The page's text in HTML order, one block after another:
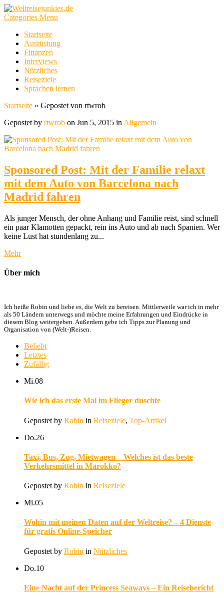
Categories Menu
Startseite
Ausrüstung
Finanzen
Interviews
Nützliches
Reiseziele
Sprachen lernen
Startseite » Gepostet von rtwrob
Gepostet by rtwrob on Jun 5, 2015 in Allgemein
Sponsored Post: Mit der Familie relaxt
mit dem Auto von Barcelona nach
Madrid fahren
Als junger Mensch, der ohne Anhang und Familie reist, sind schnell
ein paar Klamotten gepackt, rein ins Auto und ab nach Spanien. Wer
keine Lust hat stundenlang zu...
Mehr
Über mich
Ich heiße Robin und liebe es, die Welt zu bereisen. Mittlerweile war ich in mehr
als 50 Ländern unterwegs und möchte meine Erfahrungen und Eindrücke in
diesem Blog weitergeben. Außerdem gebe ich Tipps zur Planung und
Organisation von (Welt-)Reisen.
Beliebt
Letztes
Zufällig
Mi.08
Wie ich das erste Mal im Flieger duschte
Gepostet by Robin in Reiseziele, Top-Artikel
Do.26
Taxi, Bus, Zug, Mietwagen – Welches ist das beste
Verkehrsmittel in Marokko?
Gepostet by Robin in Reiseziele
Mi.05
Wohin mit meinen Daten auf der Weltreise? – 4 Dienste
für gratis Online-Speicher
Gepostet by Robin in Nützliches
Do.10
Eine Nacht auf der Princess Seaways – Ein Reisebericht